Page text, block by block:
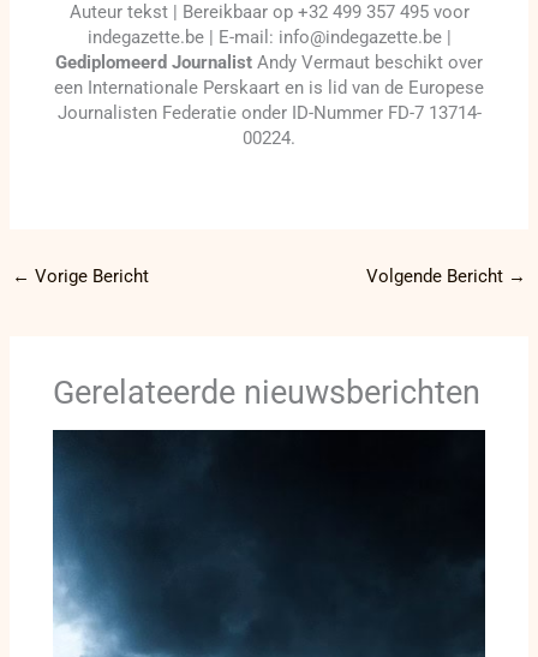
Auteur tekst | Bereikbaar op +32 499 357 495 voor
indegazette.be | E-mail: info@indegazette.be |
Gediplomeerd Journalist Andy Vermaut beschikt over
een Internationale Perskaart en is lid van de Europese
Journalisten Federatie onder ID-Nummer FD-7 13714-
00224.
← Vorige Bericht Volgende Bericht →
Gerelateerde nieuwsberichten